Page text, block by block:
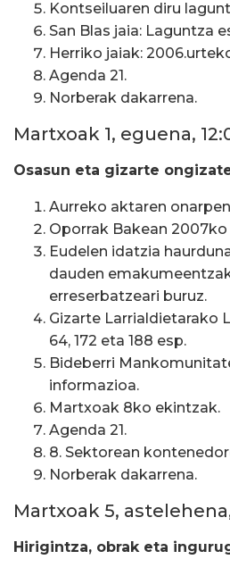
Kontseiluaren diru
San Blas jaia: Laguntza
Herriko jaiak:
Agenda 21.
Norberak dakarrena.
Martxoak 1, eguena,
Osasun eta gizarte
Aurreko aktaren
Oporrak Bakean
Eudelen idatzia
dauden
erreserbatzeari buruz.
Gizarte Larrialdietarako
64, 172 eta 188 esp.
Bideberri
informazioa.
Martxoak 8ko ekintzak.
Agenda 21.
8. Sektorean
Norberak dakarrena.
Martxoak 5,
Hirigintza, obrak eta